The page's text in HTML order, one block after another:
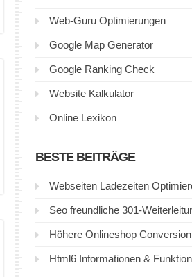
Web-Guru Optimierungen
Google Map Generator
Google Ranking Check
Website Kalkulator
Online Lexikon
BESTE BEITRÄGE
Webseiten Ladezeiten
Seo freundliche 301-
Höhere Onlineshop Conversion
Html6 Informationen &